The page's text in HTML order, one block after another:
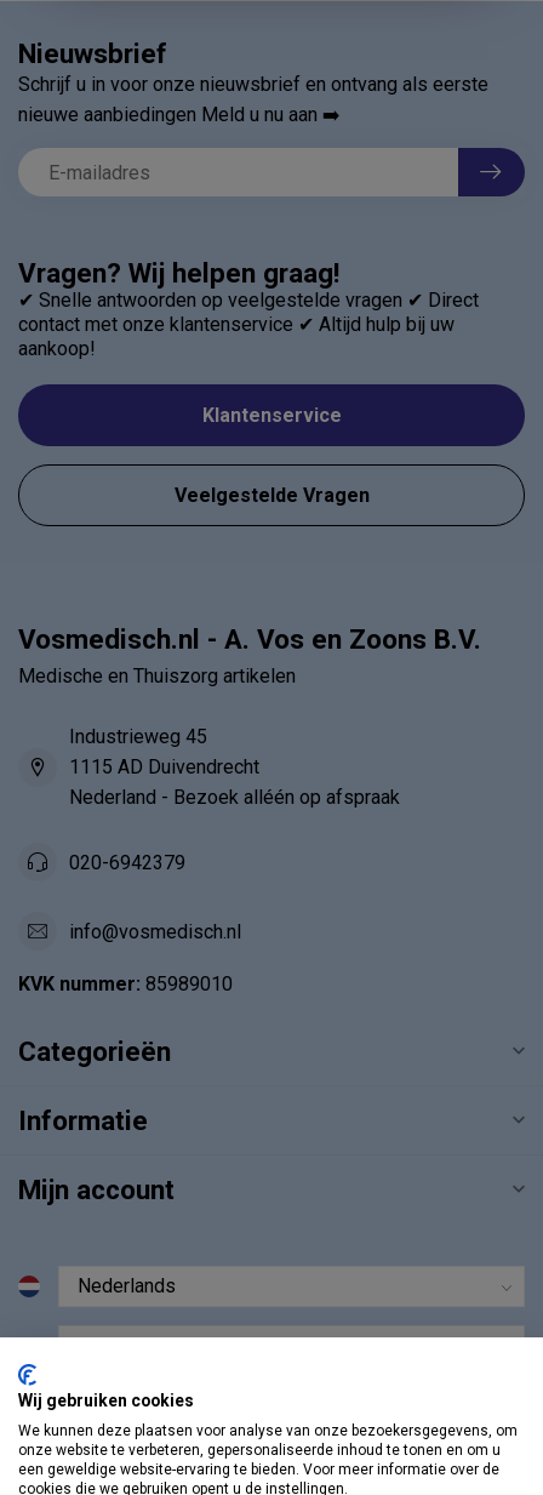
Vragen? Wij helpen graag!
✔ Snelle antwoorden op veelgestelde vragen ✔ Direct
contact met onze klantenservice ✔ Altijd hulp bij uw
aankoop!
Klantenservice
Veelgestelde Vragen
Nieuwsbrief
Schrijf u in voor onze nieuwsbrief en ontvang als eerste
nieuwe aanbiedingen Meld u nu aan ➡️
Vosmedisch.nl - A. Vos en Zoons B.V.
Medische en Thuiszorg artikelen
Industrieweg 45
1115 AD Duivendrecht
Nederland - Bezoek alléén op afspraak
020-6942379
info@vosmedisch.nl
KVK nummer: 85989010
Categorieën
Informatie
Mijn account
Wij gebruiken cookies
We kunnen deze plaatsen voor analyse van onze bezoekersgegevens, om
onze website te verbeteren, gepersonaliseerde inhoud te tonen en om u
een geweldige website-ervaring te bieden. Voor meer informatie over de
cookies die we gebruiken opent u de instellingen.